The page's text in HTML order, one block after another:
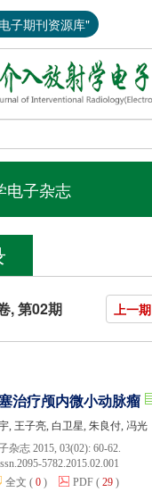
子期刊资源库"
电子杂志
, 第02期 上一期
治疗颅内微小动脉瘤
, 王子亮, 白卫星, 朱良付, 冯光
杂志 2015, 03(02): 60-62.
5782.2015.02.001
全文 ( 0 ) PDF ( 29 )